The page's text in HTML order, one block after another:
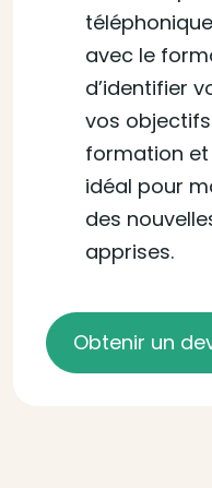
avec le
d’identifier
vos objectifs
formation
idéal pour
des
apprises.
Obtenir un